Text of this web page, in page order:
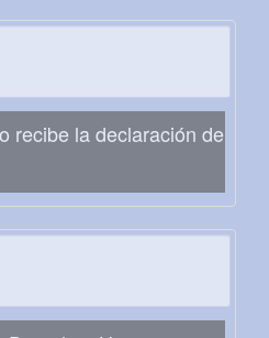
recibe la declaración de